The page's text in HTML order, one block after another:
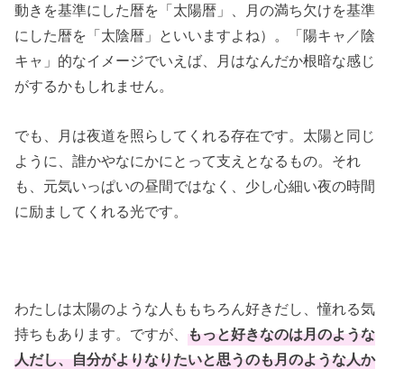
動きを基準にした暦を「太陽暦」、月の満ち欠けを基準
にした暦を「太陰暦」といいますよね）。「陽キャ／陰
キャ」的なイメージでいえば、月はなんだか根暗な感じ
がするかもしれません。
でも、月は夜道を照らしてくれる存在です。太陽と同じ
ように、誰かやなにかにとって支えとなるもの。それ
も、元気いっぱいの昼間ではなく、少し心細い夜の時間
に励ましてくれる光です。
わたしは太陽のような人ももちろん好きだし、憧れる気
持ちもあります。ですが、もっと好きなのは月のような
人だし、自分がよりなりたいと思うのも月のような人か